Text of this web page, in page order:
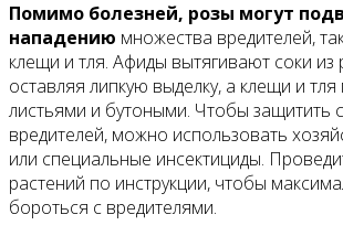
Помимо болезней, розы могут
нападению множества вредителей,
клещи и тля. Афиды вытягивают соки из
оставляя липкую выделку, а клещи и
листьями и бутоными. Чтобы защитить
вредителей, можно использовать
или специальные инсектициды.
растений по инструкции, чтобы
бороться с вредителями.